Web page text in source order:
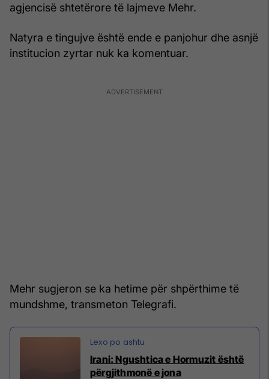
agjencisë shtetërore të lajmeve Mehr.
Natyra e tingujve është ende e panjohur dhe asnjë
institucion zyrtar nuk ka komentuar.
Mehr sugjeron se ka hetime për shpërthime të
mundshme, transmeton Telegrafi.
Irani: Ngushtica e Hormuzit është
përgjithmonë e jona